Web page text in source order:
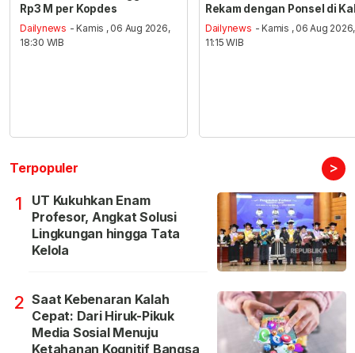
Rp3 M per Kopdes
Dailynews - Kamis , 06 Aug 2026,
18:30 WIB
Rekam dengan Ponsel di
Dailynews - Kamis , 06 Aug 2026,
11:15 WIB
Terpopuler >
1
UT Kukuhkan Enam
Profesor, Angkat Solusi
Lingkungan hingga Tata
Kelola
2 Saat Kebenaran Kalah
Cepat: Dari Hiruk-Pikuk
Media Sosial Menuju
Ketahanan Kognitif Bangsa